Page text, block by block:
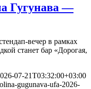
Гугунава —
вечер в рамках
станет бар «Дорогая,
07-21T03:32:00+03:00
gugunava-ufa-2026-